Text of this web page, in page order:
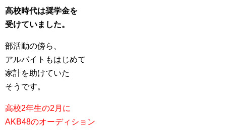
高校時代は奨学金を
受けていました。
部活動の傍ら、
アルバイトもはじめて
家計を助けていた
そうです。
高校2年生の2月に
AKB48のオーディション